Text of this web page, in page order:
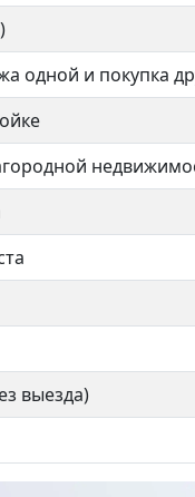
одной и покупка
выезда)
Сходненская
2 комнат